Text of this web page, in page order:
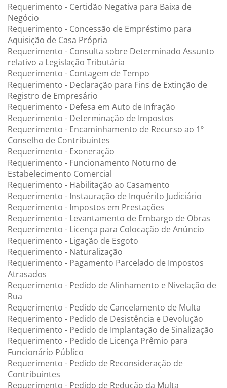
Requerimento - Certidão Negativa para Baixa de
Negócio
Requerimento - Concessão de Empréstimo para
Aquisição de Casa Própria
Requerimento - Consulta sobre Determinado Assunto
relativo a Legislação Tributária
Requerimento - Contagem de Tempo
Requerimento - Declaração para Fins de Extinção de
Registro de Empresário
Requerimento - Defesa em Auto de Infração
Requerimento - Determinação de Impostos
Requerimento - Encaminhamento de Recurso ao 1º
Conselho de Contribuintes
Requerimento - Exoneração
Requerimento - Funcionamento Noturno de
Estabelecimento Comercial
Requerimento - Habilitação ao Casamento
Requerimento - Instauração de Inquérito Judiciário
Requerimento - Impostos em Prestações
Requerimento - Levantamento de Embargo de Obras
Requerimento - Licença para Colocação de Anúncio
Requerimento - Ligação de Esgoto
Requerimento - Naturalização
Requerimento - Pagamento Parcelado de Impostos
Atrasados
Requerimento - Pedido de Alinhamento e Nivelação de
Rua
Requerimento - Pedido de Cancelamento de Multa
Requerimento - Pedido de Desistência e Devolução
Requerimento - Pedido de Implantação de Sinalização
Requerimento - Pedido de Licença Prêmio para
Funcionário Público
Requerimento - Pedido de Reconsideração de
Contribuintes
Requerimento - Pedido de Redução da Multa